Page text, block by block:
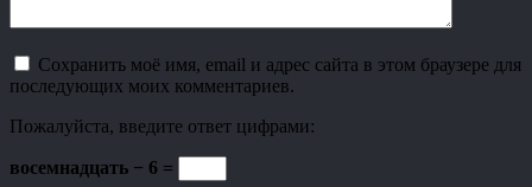
Сохранить моё имя, email и адрес сайта в этом браузере для
последующих моих комментариев.
Пожалуйста, введите ответ цифрами:
восемнадцать − 6 =